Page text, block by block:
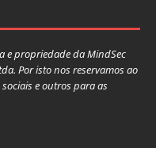
e propriedade da MindSec
Por isto nos reservamos ao
e outros para as